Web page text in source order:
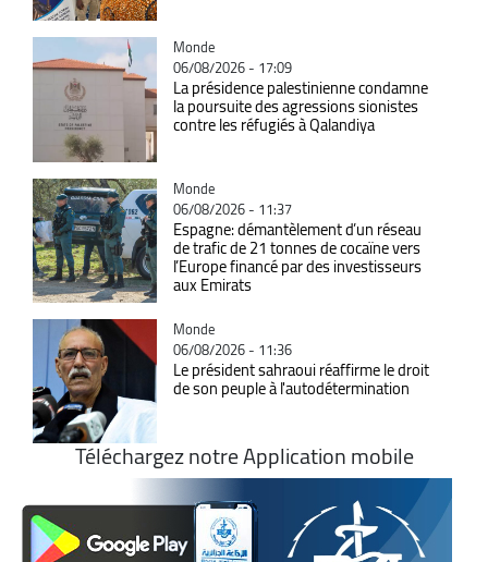
Catégorie
Monde
06/08/2026 - 17:09
La présidence palestinienne condamne
la poursuite des agressions sionistes
contre les réfugiés à Qalandiya
Catégorie
Monde
06/08/2026 - 11:37
Espagne: démantèlement d’un réseau
de trafic de 21 tonnes de cocaïne vers
l’Europe financé par des investisseurs
aux Emirats
Catégorie
Monde
06/08/2026 - 11:36
Le président sahraoui réaffirme le droit
de son peuple à l'autodétermination
Téléchargez notre Application mobile